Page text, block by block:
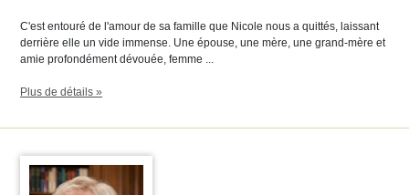
C'est entouré de l'amour de sa famille que Nicole nous a quittés, laissant
derrière elle un vide immense. Une épouse, une mère, une grand-mère et
amie profondément dévouée, femme ...
Plus de détails »